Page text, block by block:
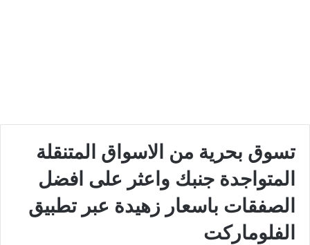
تسوق بحرية من الاسواق المتنقلة
المتواجدة جنبك واعثر على افضل
الصفقات باسعار زهيدة عبر تطبيق
الفلوماركت